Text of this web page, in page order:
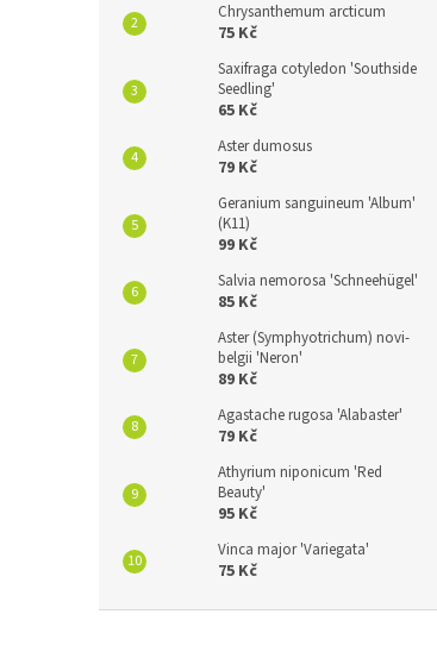
Chrysanthemum arcticum
75 Kč
Saxifraga cotyledon 'Southside
Seedling'
65 Kč
Aster dumosus
79 Kč
Geranium sanguineum 'Album'
(K11)
99 Kč
Salvia nemorosa 'Schneehügel'
85 Kč
Aster (Symphyotrichum) novi-
belgii 'Neron'
89 Kč
Agastache rugosa 'Alabaster'
79 Kč
Athyrium niponicum 'Red
Beauty'
95 Kč
Vinca major 'Variegata'
75 Kč